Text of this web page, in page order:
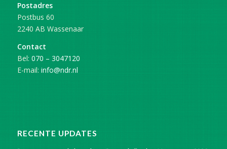
Postadres
Postbus 60
2240 AB Wassenaar
Contact
Bel: 070 – 3047120
E-mail: info@ndr.nl
RECENTE UPDATES